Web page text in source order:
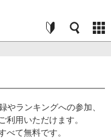
やランキングへの参加、
利用いただけます。
べて無料です。